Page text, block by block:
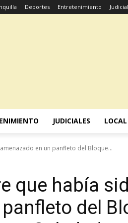
Deportes Entretenimiento
JUDICIALES LOCAL
en un panfleto del Bloque...
que había
del